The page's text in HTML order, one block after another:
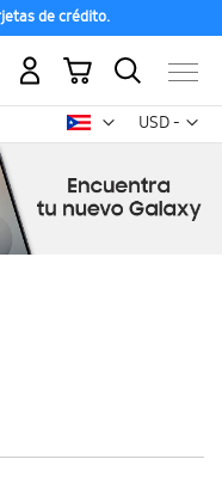
de crédito.
USD -
dólar
Mi carrito